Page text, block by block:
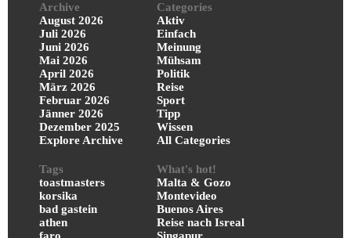
Archive
August 2026
Juli 2026
Juni 2026
Mai 2026
April 2026
März 2026
Februar 2026
Jänner 2026
Dezember 2025
Explore Archive
Categories
Aktiv
Einfach
Meinung
Mühsam
Politik
Reise
Sport
Tipp
Wissen
All Categories
Tags
toastmasters
korsika
bad gastein
athen
What's hot!
Malta & Gozo
Montevideo
Buenos Aires
Reise nach Isreal